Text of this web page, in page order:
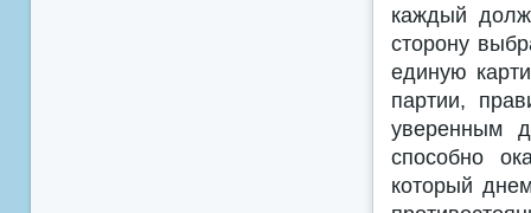
каждый
сторону
единую
партии,
уверенным
способно
который